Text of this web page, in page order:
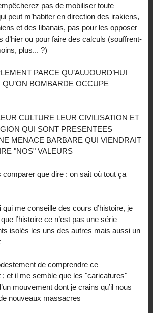
pas de mobiliser toute
peut m’habiter en direction des irakiens,
et des libanais, pas pour les opposer
d’hier ou pour faire des calculs (souffrent-
plus... ?)
PARCE QU’AUJOURD’HUI
QU’ON BOMBARDE OCCUPE
CULTURE LEUR CIVILISATION ET
QUI SONT PRESENTEES
MENACE BARBARE QUI VIENDRAIT
"NOS" VALEURS
comparer que dire : on sait où tout ça
qui me conseille des cours d’histoire, je
l’histoire ce n’est pas une série
isolés les uns des autres mais aussi un
de comprendre ce
; et il me semble que les "caricatures"
mouvement dont je crains qu’il nous
nouveaux massacres